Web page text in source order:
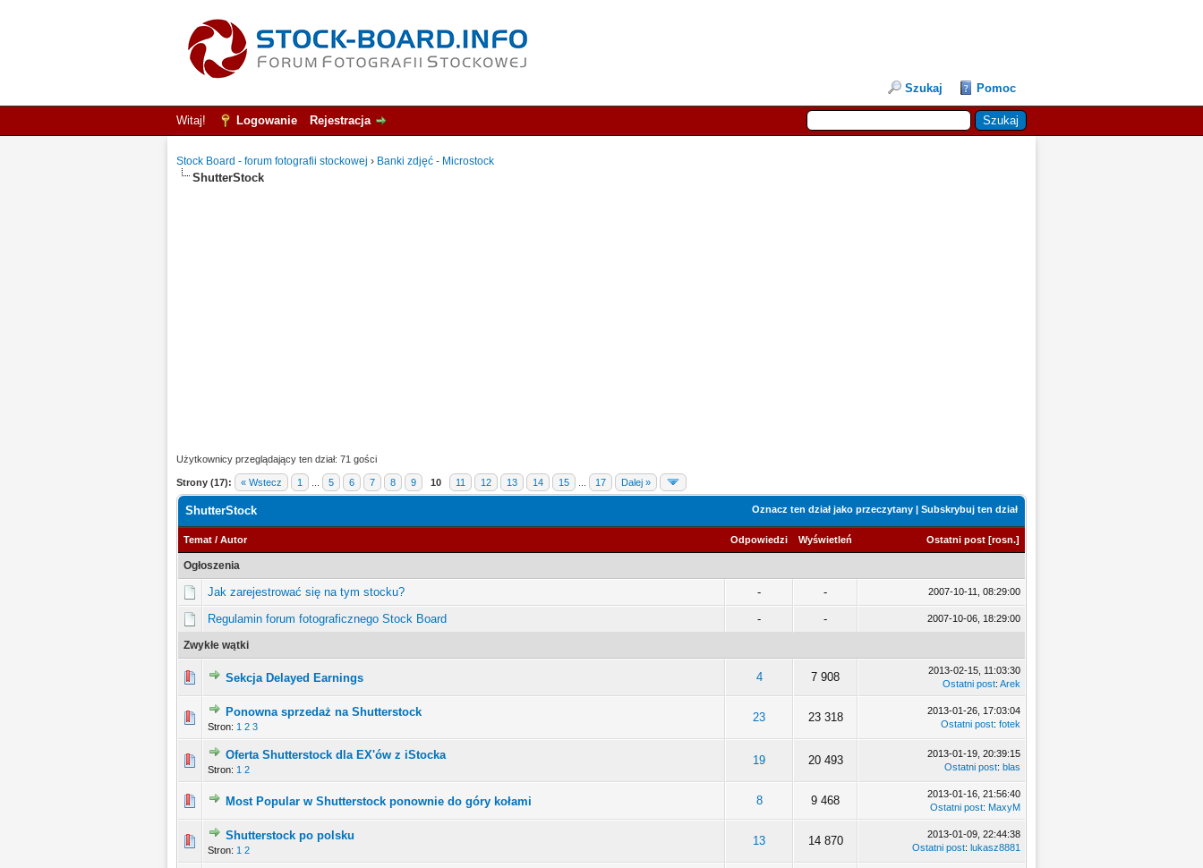
Szukaj Pomoc
Witaj! Logowanie Rejestracja
Stock Board - forum fotografii stockowej › Banki zdjęć - Microstock
ShutterStock
Użytkownicy przeglądający ten dział: 71 gości
Strony (17): « Wstecz 1 5 6 7 8 9 10 11 12 13 14 15 17 Dalej »
Oznacz ten dział jako przeczytany | Subskrybuj ten dział
ShutterStock
Temat / Autor Odpowiedzi Wyświetleń Ostatni post [rosn.]
Ogłoszenia
Jak zarejestrować się na tym stocku? - - 2007-10-11, 08:29:00
Regulamin forum fotograficznego Stock Board - - 2007-10-06, 18:29:00
Zwykłe wątki
Sekcja Delayed Earnings 4 7 908
2013-02-15, 11:03:30
Ostatni post: Arek
Ponowna sprzedaż na Shutterstock
Stron: 1 2 3
23 23 318
2013-01-26, 17:03:04
Ostatni post: fotek
Oferta Shutterstock dla EX'ów z iStocka
Stron: 1 2
19 20 493
2013-01-19, 20:39:15
Ostatni post: blas
Most Popular w Shutterstock ponownie do góry kołami 8 9 468
2013-01-16, 21:56:40
Ostatni post: MaxyM
Shutterstock po polsku
Stron: 1 2
13 14 870
2013-01-09, 22:44:38
Ostatni post: lukasz8881